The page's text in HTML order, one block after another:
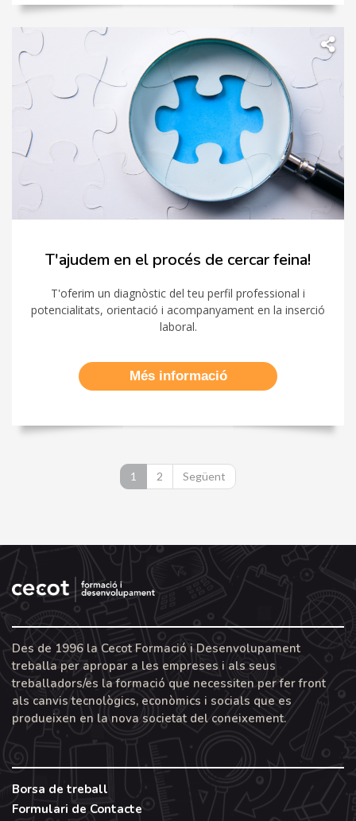
T'ajudem en el procés de cercar feina!
T'oferim un diagnòstic del teu perfil professional i
potencialitats, orientació i acompanyament en la inserció
laboral.
Més informació
1 2 Següent
Des de 1996 la Cecot Formació i Desenvolupament
treballa per apropar a les empreses i als seus
treballadors/es la formació que necessiten per fer front
als canvis tecnològics, econòmics i socials que es
produeixen en la nova societat del coneixement.
Borsa de treball
Formulari de Contacte